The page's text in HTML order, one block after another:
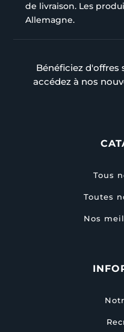
de livraison. Les
Allemagne.
Bénéficiez d'offres
accédez à nos
Tous
Toutes
Nos